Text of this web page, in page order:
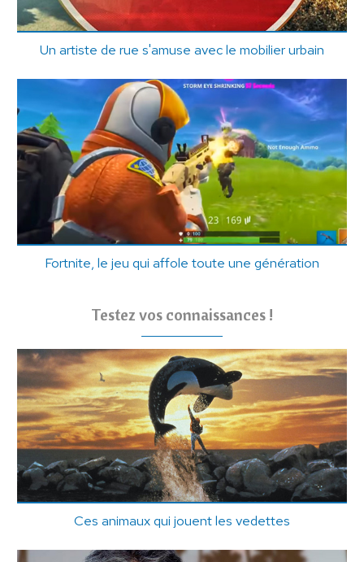
Un artiste de rue s'amuse avec le mobilier urbain
Fortnite, le jeu qui affole toute une génération
Testez vos connaissances !
Ces animaux qui jouent les vedettes